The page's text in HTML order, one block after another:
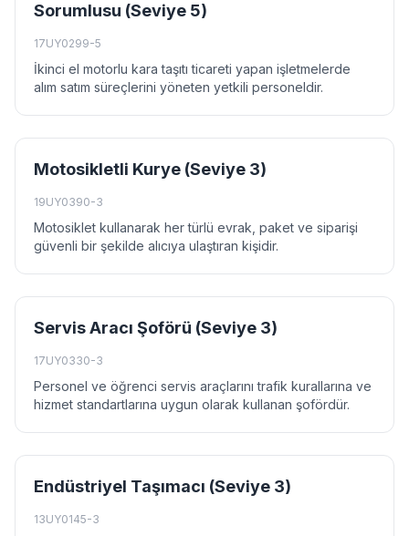
Sorumlusu (Seviye 5)
17UY0299-5
İkinci el motorlu kara taşıtı ticareti yapan işletmelerde
alım satım süreçlerini yöneten yetkili personeldir.
Motosikletli Kurye (Seviye 3)
19UY0390-3
Motosiklet kullanarak her türlü evrak, paket ve siparişi
güvenli bir şekilde alıcıya ulaştıran kişidir.
Servis Aracı Şoförü (Seviye 3)
17UY0330-3
Personel ve öğrenci servis araçlarını trafik kurallarına ve
hizmet standartlarına uygun olarak kullanan şofördür.
Endüstriyel Taşımacı (Seviye 3)
13UY0145-3